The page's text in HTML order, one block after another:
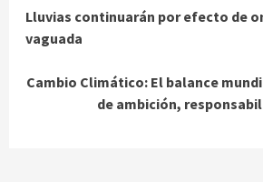
Reading
Lluvias continuarán por efecto de
vaguada
Cambio Climático: El balance
de ambición,